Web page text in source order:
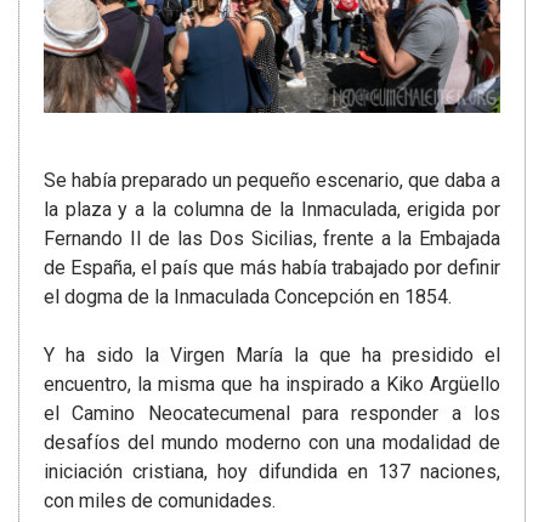
Se había preparado un pequeño escenario, que daba a
la plaza y a la columna de la Inmaculada, erigida por
Fernando II de las Dos Sicilias, frente a la Embajada
de España, el país que más había trabajado por definir
el dogma de la Inmaculada Concepción en 1854.
Y ha sido la Virgen María la que ha presidido el
encuentro, la misma que ha inspirado a Kiko Argüello
el Camino Neocatecumenal para responder a los
desafíos del mundo moderno con una modalidad de
iniciación cristiana, hoy difundida en 137 naciones,
con miles de comunidades.